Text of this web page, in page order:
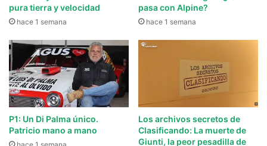
pura tierra y velocidad
hace 1 semana
pasa con Alpine?
hace 1 semana
P1: Un Di Palma único.
Patricio mano a mano
Los archivos secretos de
Clasificando: La muerte de
Giunti, la peor pesadilla de